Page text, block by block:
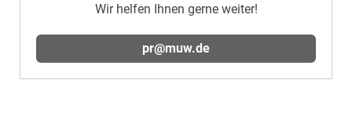
Wir helfen Ihnen gerne weiter!
pr@muw.de